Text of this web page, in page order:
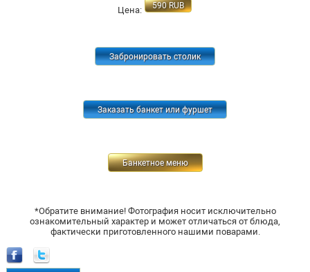
Цена: 590 RUB
Забронировать столик
Заказать банкет или фуршет
Банкетное меню
*Обратите внимание! Фотография носит исключительно
ознакомительный характер и может отличаться от блюда,
фактически приготовленного нашими поварами.